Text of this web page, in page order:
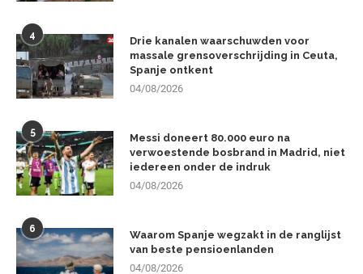
4
Drie kanalen waarschuwden voor
massale grensoverschrijding in Ceuta,
Spanje ontkent
04/08/2026
5
Messi doneert 80.000 euro na
verwoestende bosbrand in Madrid, niet
iedereen onder de indruk
04/08/2026
6
Waarom Spanje wegzakt in de ranglijst
van beste pensioenlanden
04/08/2026